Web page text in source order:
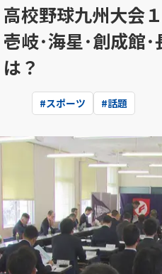
高校野球九州大会
壱岐･海星･創成館
は？
#スポーツ #話題